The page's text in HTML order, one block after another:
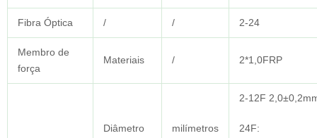
Fibra Óptica / / 2-24
Membro de
força
Materiais / 2*1,0FRP
Diâmetro milímetros
2-12F
24F: